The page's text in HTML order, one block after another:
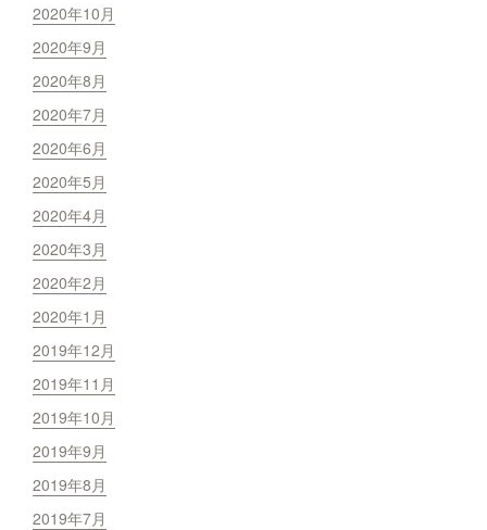
2020年10月
2020年9月
2020年8月
2020年7月
2020年6月
2020年5月
2020年4月
2020年3月
2020年2月
2020年1月
2019年12月
2019年11月
2019年10月
2019年9月
2019年8月
2019年7月